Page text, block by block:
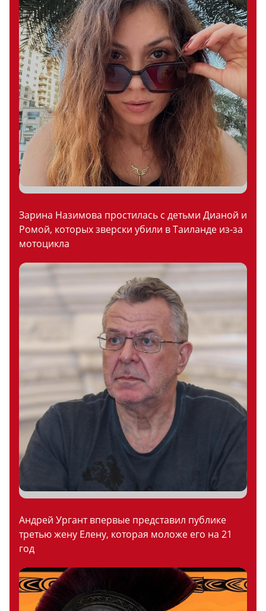
Зарина Назимова простилась с детьми Дианой и
Ромой, которых зверски убили в Таиланде из-за
мотоцикла
Андрей Ургант впервые представил публике
третью жену Елену, которая моложе его на 21
год